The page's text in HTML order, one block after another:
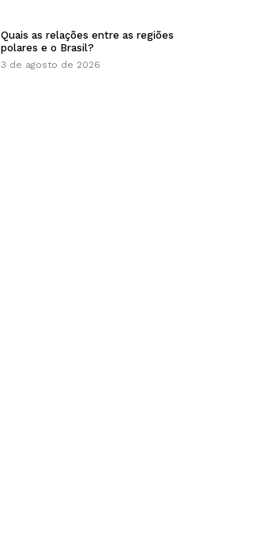
Quais as relações entre as regiões
polares e o Brasil?
3 de agosto de 2026